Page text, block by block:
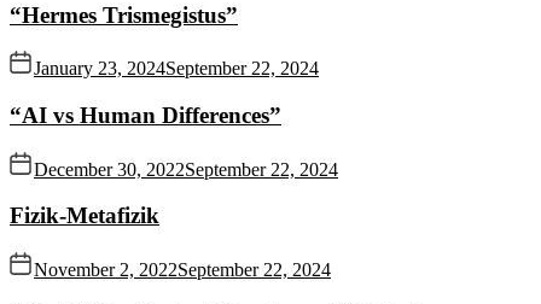
“Hermes Trismegistus”
January 23, 2024September 22, 2024
“AI vs Human Differences”
December 30, 2022September 22, 2024
Fizik-Metafizik
November 2, 2022September 22, 2024